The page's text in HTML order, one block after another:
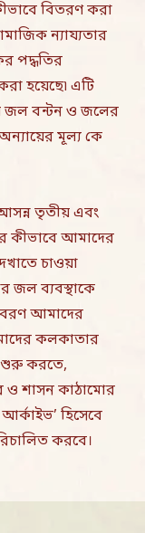
বিতরণ করা
ন্যায্যতার
পদ্ধতির
হয়েছে৷ এটি
জল বন্টন ও জলের
মূল্য কে
তৃতীয় এবং
কীভাবে আমাদের
চাওয়া
জল ব্যবস্থাকে
আমাদের
কলকাতার
শুরু করতে,
ও শাসন কাঠামোর
হিসেবে
করবে।